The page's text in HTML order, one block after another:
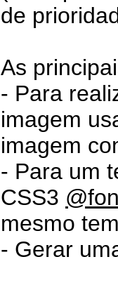
de
As
- Para
imagem
imagem
- Para um
CSS3
mesmo
- Gerar